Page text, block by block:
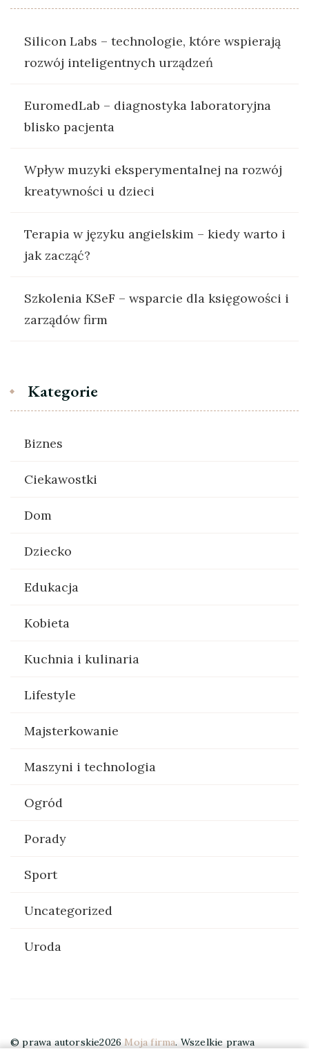
Silicon Labs – technologie, które wspierają
rozwój inteligentnych urządzeń
EuromedLab – diagnostyka laboratoryjna
blisko pacjenta
Wpływ muzyki eksperymentalnej na rozwój
kreatywności u dzieci
Terapia w języku angielskim – kiedy warto i
jak zacząć?
Szkolenia KSeF – wsparcie dla księgowości i
zarządów firm
Kategorie
Biznes
Ciekawostki
Dom
Dziecko
Edukacja
Kobieta
Kuchnia i kulinaria
Lifestyle
Majsterkowanie
Maszyni i technologia
Ogród
Porady
Sport
Uncategorized
Uroda
© prawa autorskie2026Moja firma. Wszelkie prawa